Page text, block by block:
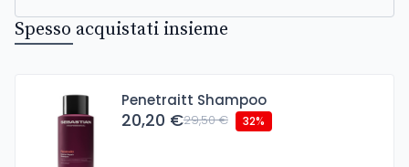
Spesso acquistati insieme
Penetraitt Shampoo
20,20 €29,50 € 32%